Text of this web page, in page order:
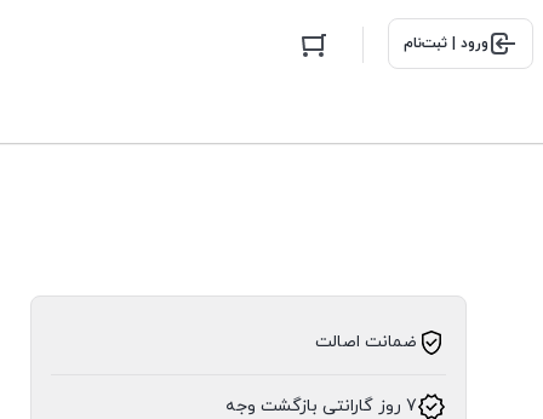
ورود | ثبت‌نام
ضمانت اصالت
7 روز گارانتی بازگشت وجه